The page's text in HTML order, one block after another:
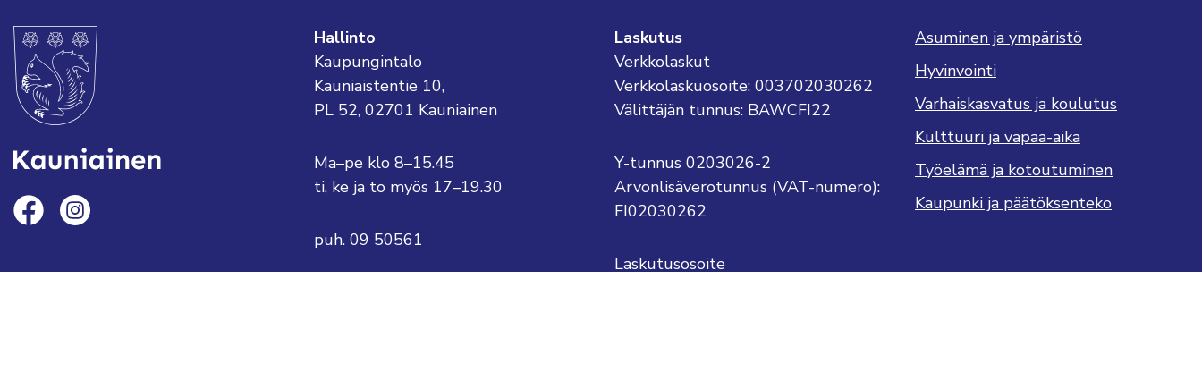
Hallinto
Kaupungintalo
Kauniaistentie 10,
PL 52, 02701 Kauniainen
Ma–pe klo 8–15.45
ti, ke ja to myös 17–19.30
puh. 09 50561
Laskutus
Verkkolaskut
Verkkolaskuosoite: 003702030262
Välittäjän tunnus: BAWCFI22
Y-tunnus 0203026-2
Arvonlisäverotunnus (VAT-numero):
FI02030262
Laskutusosoite
Asuminen ja ympäristö
Hyvinvointi
Varhaiskasvatus ja koulutus
Kulttuuri ja vapaa-aika
Työelämä ja kotoutuminen
Kaupunki ja päätöksenteko